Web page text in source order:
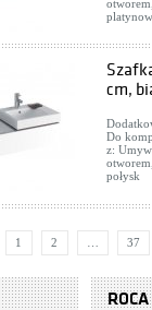
cm,
Do
z:
połysk
1 2 37
ROCA